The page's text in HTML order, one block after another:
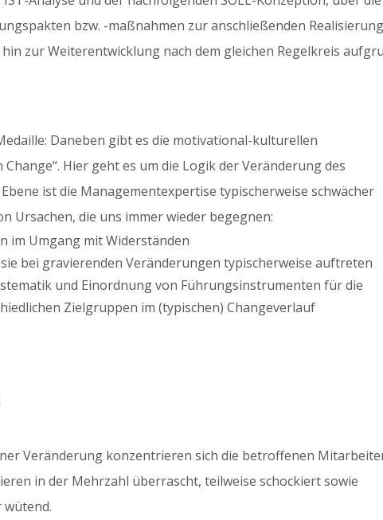
bzw. -maßnahmen zur anschließenden
zur Weiterentwicklung nach dem gleichen Regelkreis
Daneben gibt es die motivational-kulturellen
Hier geht es um die Logik der Veränderung des
ist die Managementexpertise typischerweise schwächer
Ursachen, die uns immer wieder begegnen:
im Umgang mit Widerständen
bei gravierenden Veränderungen typischerweise auftreten
und Einordnung von Führungsinstrumenten für die
Zielgruppen im (typischen) Changeverlauf
Veränderung konzentrieren sich die betroffenen
in der Mehrzahl überrascht, teilweise schockiert sowie